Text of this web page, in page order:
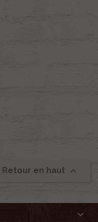
Retour en haut 
